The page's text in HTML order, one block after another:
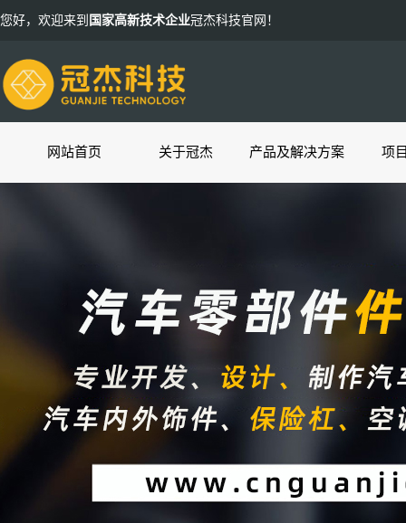
您好，欢迎来到 国家高新技术企业冠杰科技官网！
网站首页 关于冠杰 产品及解决方案 项